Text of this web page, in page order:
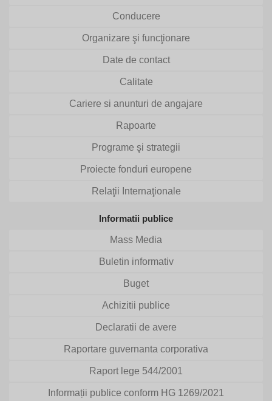
Conducere
Organizare şi funcţionare
Date de contact
Calitate
Cariere si anunturi de angajare
Rapoarte
Programe şi strategii
Proiecte fonduri europene
Relaţii Internaţionale
Informatii publice
Mass Media
Buletin informativ
Buget
Achizitii publice
Declaratii de avere
Raportare guvernanta corporativa
Raport lege 544/2001
Informații publice conform HG 1269/2021